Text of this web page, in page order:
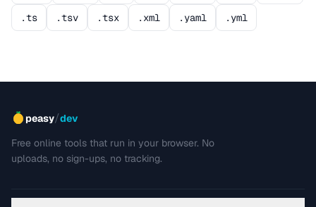
.ts .tsv .tsx .xml .yaml .yml
peasy/dev
Free online tools that run in your browser. No
uploads, no sign-ups, no tracking.